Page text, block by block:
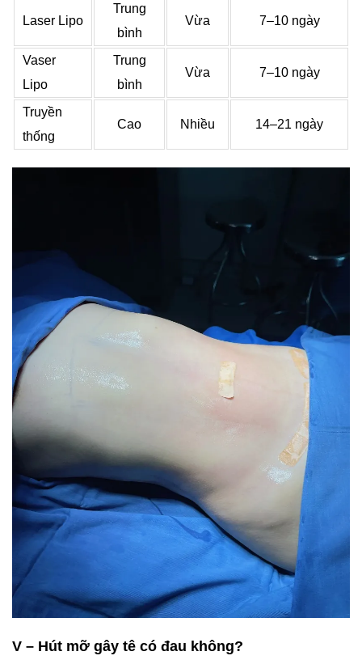
Laser Lipo
Trung
bình
Vừa 7–10 ngày
Vaser
Lipo
Trung
bình
Vừa 7–10 ngày
Truyền
thống
Cao Nhiều 14–21 ngày
V – Hút mỡ gây tê có đau không?